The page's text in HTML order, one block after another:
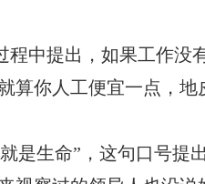
程中提出，如果工作
算你人工便宜一点，
是生命”，这句口号